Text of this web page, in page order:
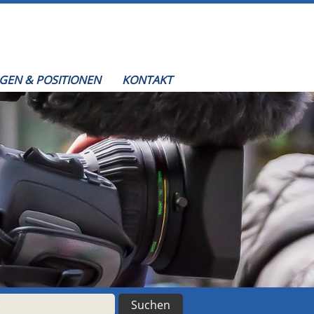
& POSITIONEN
KONTAKT